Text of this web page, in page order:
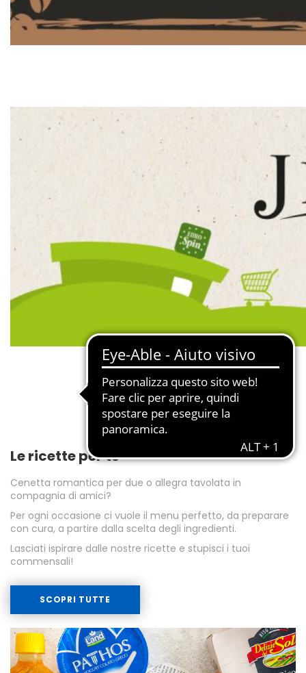
Le ricette per te
Cenetta romantica per due o allegra tavolata in
compagnia di amici?
Per ogni occasione ci vuole il menu perfetto, da preparare
con cura, a partire dalla scelta degli ingredienti.
Lasciati ispirare dalle nostre ricette e stupisci i tuoi
commensali!
SCOPRI TUTTE